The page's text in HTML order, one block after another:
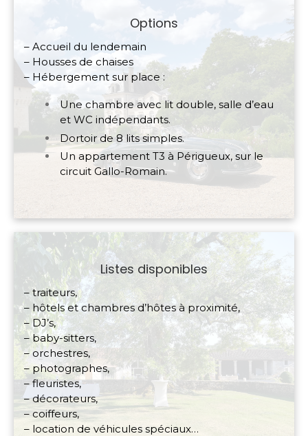
Options
– Accueil du lendemain
– Housses de chaises
– Hébergement sur place :
Une chambre avec lit double, salle d’eau
et WC indépendants.
Dortoir de 8 lits simples.
Un appartement T3 à Périgueux, sur le
circuit Gallo-Romain.
Listes disponibles
– traiteurs,
– hôtels et chambres d’hôtes à proximité,
– DJ’s,
– baby-sitters,
– orchestres,
– photographes,
– fleuristes,
– décorateurs,
– coiffeurs,
– location de véhicules spéciaux…